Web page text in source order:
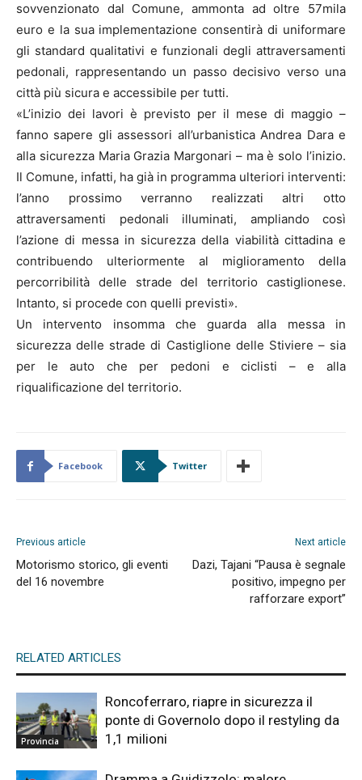
sovvenzionato dal Comune, ammonta ad oltre 57mila
euro e la sua implementazione consentirà di uniformare
gli standard qualitativi e funzionali degli attraversamenti
pedonali, rappresentando un passo decisivo verso una
città più sicura e accessibile per tutti.
«L’inizio dei lavori è previsto per il mese di maggio –
fanno sapere gli assessori all’urbanistica Andrea Dara e
alla sicurezza Maria Grazia Margonari – ma è solo l’inizio.
Il Comune, infatti, ha già in programma ulteriori interventi:
l’anno prossimo verranno realizzati altri otto
attraversamenti pedonali illuminati, ampliando così
l’azione di messa in sicurezza della viabilità cittadina e
contribuendo ulteriormente al miglioramento della
percorribilità delle strade del territorio castiglionese.
Intanto, si procede con quelli previsti».
Un intervento insomma che guarda alla messa in
sicurezza delle strade di Castiglione delle Stiviere – sia
per le auto che per pedoni e ciclisti – e alla
riqualificazione del territorio.
Facebook Twitter
Previous article
Motorismo storico, gli eventi
del 16 novembre
Next article
Dazi, Tajani “Pausa è segnale
positivo, impegno per
rafforzare export”
RELATED ARTICLES
Provincia
Roncoferraro, riapre in sicurezza il
ponte di Governolo dopo il restyling da
1,1 milioni